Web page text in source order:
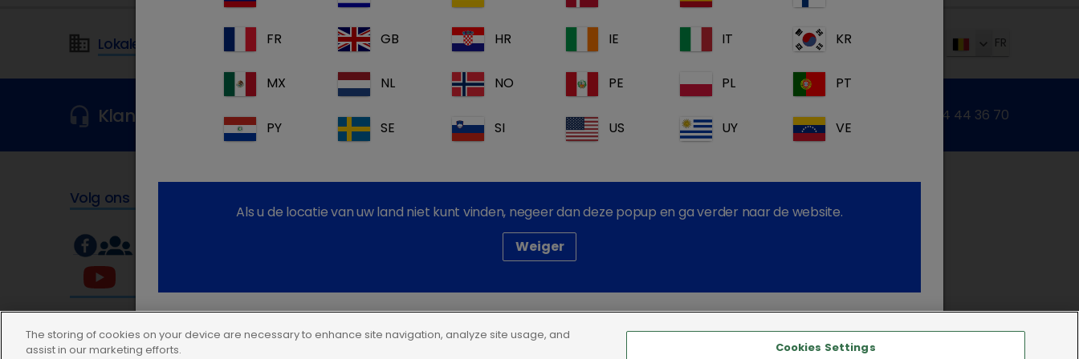
Lokale adressen in België FR
Klantenservice Gelieve onze klantenservice te contacteren voor meer info Contactformulier of bel: +32 14 44 36 70
Volg ons
Dechra vacatures
Dechra Pharmaceuticals PLC
FR GB HR IE IT KR
MX NL NO PE PL PT
PY SE SI US UY VE
Als u de locatie van uw land niet kunt vinden, negeer dan deze popup en ga verder naar de website.
Weiger
The storing of cookies on your device are necessary to enhance site navigation, analyze site usage, and
assist in our marketing efforts.
Cookies Settings